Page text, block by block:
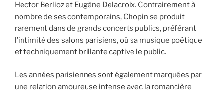
Hector Berlioz et Eugène Delacroix. Contrairement à
nombre de ses contemporains, Chopin se produit
rarement dans de grands concerts publics, préférant
l’intimité des salons parisiens, où sa musique poétique
et techniquement brillante captive le public.
Les années parisiennes sont également marquées par
une relation amoureuse intense avec la romancière